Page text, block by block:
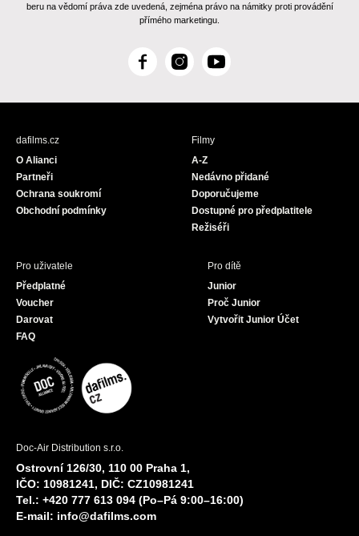
beru na vědomí práva zde uvedená, zejména právo na námitky proti provádění
přímého marketingu.
F
c
I
s
Y
u
dafilms.cz
O Alianci
Partneři
Ochrana soukromí
Obchodní podmínky
Filmy
A-Z
Nedávno přidané
Doporučujeme
Dostupné pro předplatitele
Režiséři
Pro uživatele
Předplatné
Voucher
Darovat
FAQ
Pro dítě
Junior
Proč Junior
Vytvořit Junior Účet
Doc-Air Distribution s.r.o.
Ostrovní 126/30, 110 00 Praha 1,
IČO: 10981241, DIČ: CZ10981241
Tel.: +420 777 613 094 (Po–Pá 9:00–16:00)
E-mail: info@dafilms.com